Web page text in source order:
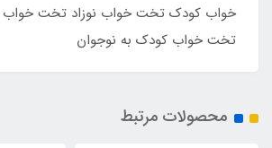
خواب کودک تخت خواب نوزاد تخت خواب
تخت خواب کودک به نوجوان
محصولات مرتبط